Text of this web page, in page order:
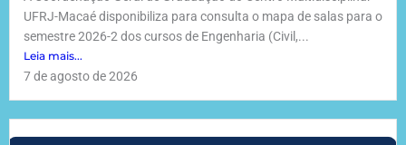
UFRJ-Macaé disponibiliza para consulta o mapa de salas para o
semestre 2026-2 dos cursos de Engenharia (Civil,...
Leia mais...
7 de agosto de 2026